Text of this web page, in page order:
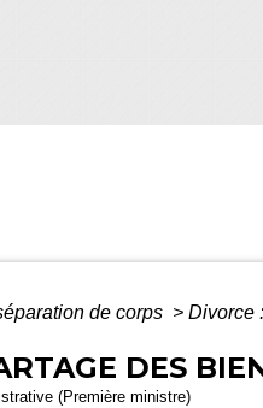
de corps > Divorce
DES
(Première ministre)